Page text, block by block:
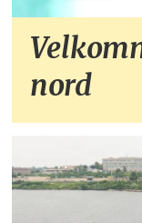
nord